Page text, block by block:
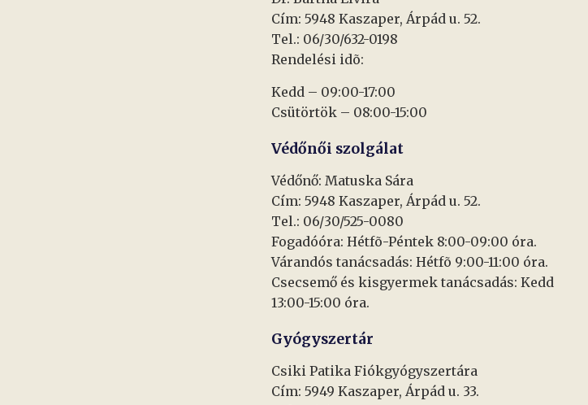
Cím: 5948 Kaszaper, Árpád u. 52.
Tel.: 06/30/632-0198
Rendelési idõ:
Kedd – 09:00-17:00
Csütörtök – 08:00-15:00
Védőnői szolgálat
Védőnő: Matuska Sára
Cím: 5948 Kaszaper, Árpád u. 52.
Tel.: 06/30/525-0080
Fogadóóra: Hétfõ-Péntek 8:00-09:00 óra.
Várandós tanácsadás: Hétfõ 9:00-11:00 óra.
Csecsemő és kisgyermek tanácsadás: Kedd
13:00-15:00 óra.
Gyógyszertár
Csiki Patika Fiókgyógyszertára
Cím: 5949 Kaszaper, Árpád u. 33.